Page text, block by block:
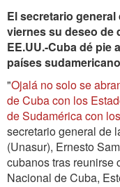
El secretario
viernes su deseo de
EE.UU.-Cuba dé pie
países
"Ojalá no solo se
de Cuba con los
de Sudamérica con
secretario general de
(Unasur), Ernesto
cubanos tras reunirse
Nacional de Cuba,